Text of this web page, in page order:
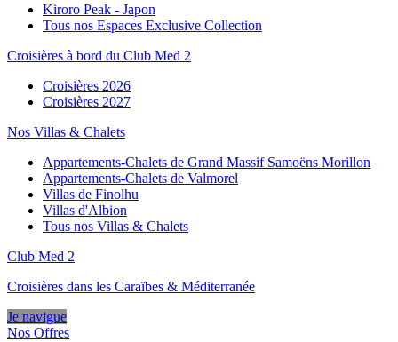
Kiroro Peak - Japon
Tous nos Espaces Exclusive Collection
Croisières à bord du Club Med 2
Croisières 2026
Croisières 2027
Nos Villas & Chalets
Appartements-Chalets de Grand Massif Samoëns Morillon
Appartements-Chalets de Valmorel
Villas de Finolhu
Villas d'Albion
Tous nos Villas & Chalets
Club Med 2
Croisières dans les Caraïbes & Méditerranée
Je navigue
Nos Offres